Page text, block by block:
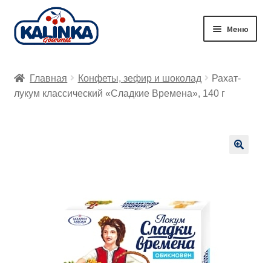
Перейти
к
Перейти
к
Меню
Заказ онлайн
Главная Конфеты, зефир и шоколад
Рахат-
лукум классический «Сладкие Времена», 140 г